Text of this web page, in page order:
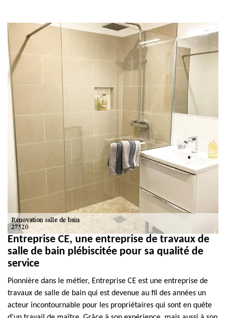
Entreprise CE, une entreprise de travaux de
salle de bain plébiscitée pour sa qualité de
service
Pionnière dans le métier, Entreprise CE est une entreprise de
travaux de salle de bain qui est devenue au fil des années un
acteur incontournable pour les propriétaires qui sont en quête